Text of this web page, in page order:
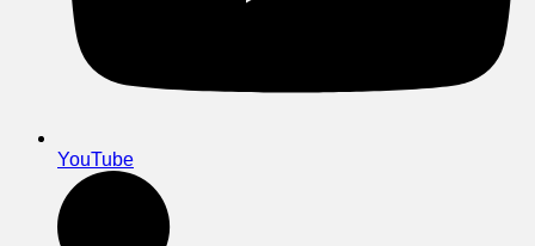
YouTube